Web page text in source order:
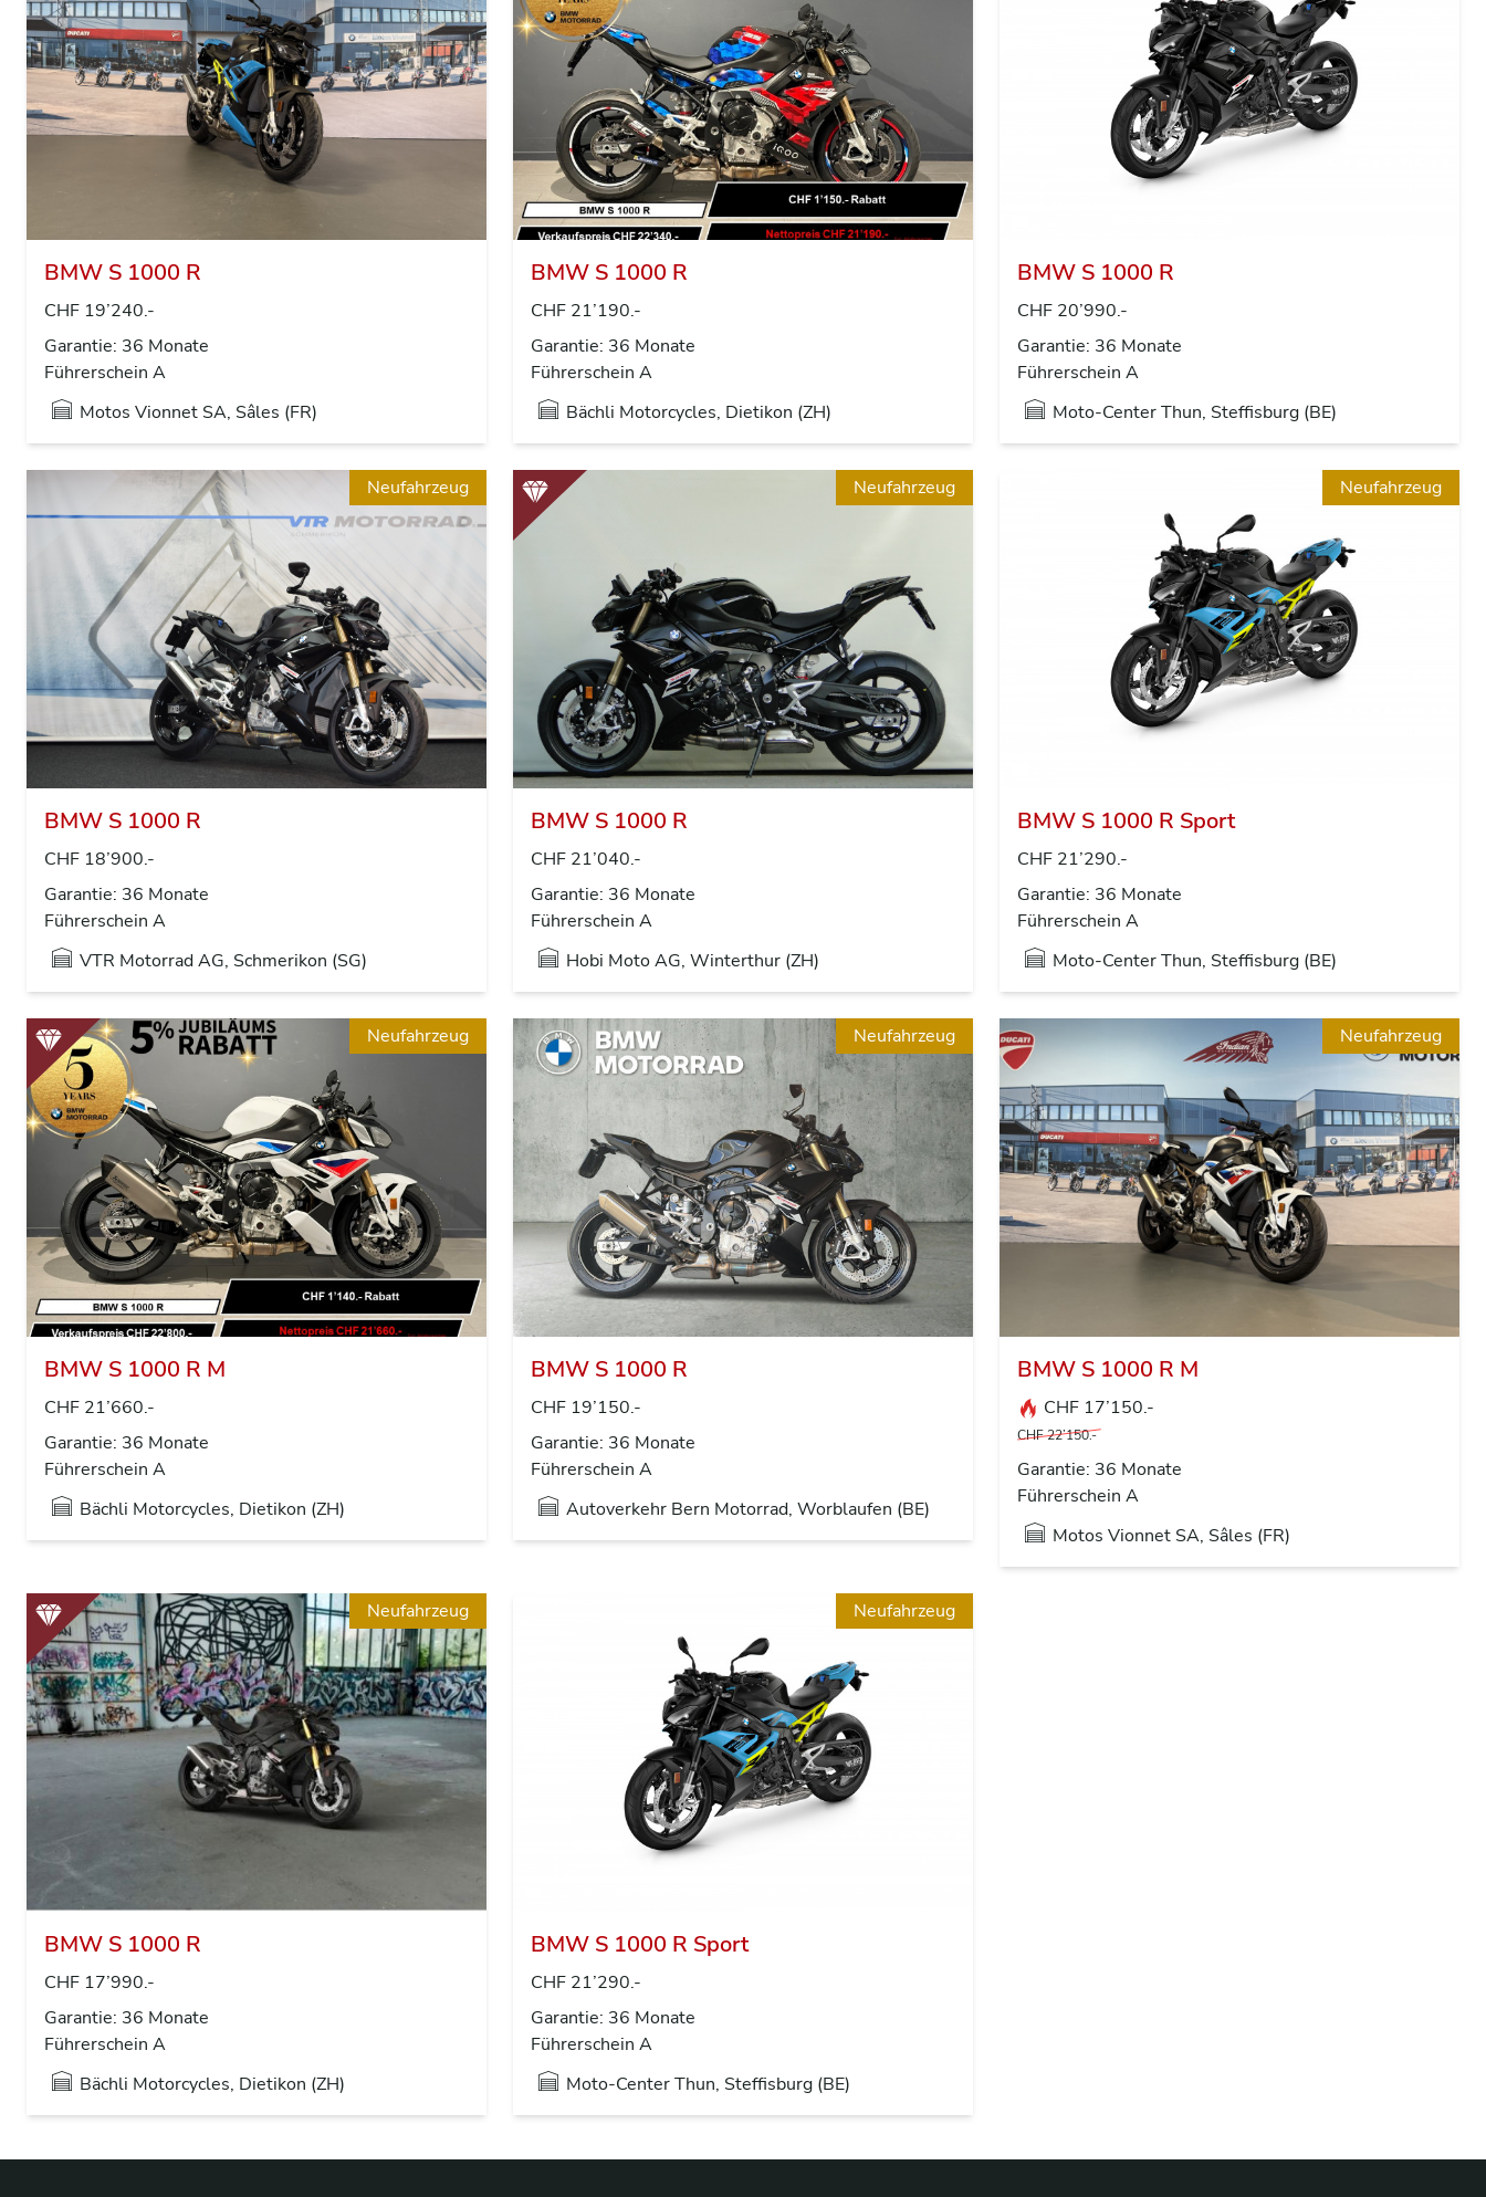
BMW S 1000 R
CHF 19’240.-
Garantie: 36 Monate
Führerschein A
Motos Vionnet SA, Sâles (FR)
BMW S 1000 R
CHF 21’190.-
Garantie: 36 Monate
Führerschein A
Bächli Motorcycles, Dietikon (ZH)
BMW S 1000 R
CHF 20’990.-
Garantie: 36 Monate
Führerschein A
Moto-Center Thun, Steffisburg (BE)
Neufahrzeug
BMW S 1000 R
CHF 18’900.-
Garantie: 36 Monate
Führerschein A
VTR Motorrad AG, Schmerikon (SG)
Neufahrzeug
BMW S 1000 R
CHF 21’040.-
Garantie: 36 Monate
Führerschein A
Hobi Moto AG, Winterthur (ZH)
Neufahrzeug
BMW S 1000 R Sport
CHF 21’290.-
Garantie: 36 Monate
Führerschein A
Moto-Center Thun, Steffisburg (BE)
Neufahrzeug
BMW S 1000 R M
CHF 21’660.-
Garantie: 36 Monate
Führerschein A
Bächli Motorcycles, Dietikon (ZH)
Neufahrzeug
BMW S 1000 R
CHF 19’150.-
Garantie: 36 Monate
Führerschein A
Autoverkehr Bern Motorrad, Worblaufen (BE)
Neufahrzeug
BMW S 1000 R M
CHF 17’150.-
CHF 22’150.-
Garantie: 36 Monate
Führerschein A
Motos Vionnet SA, Sâles (FR)
Neufahrzeug
BMW S 1000 R
CHF 17’990.-
Garantie: 36 Monate
Führerschein A
Bächli Motorcycles, Dietikon (ZH)
Neufahrzeug
BMW S 1000 R Sport
CHF 21’290.-
Garantie: 36 Monate
Führerschein A
Moto-Center Thun, Steffisburg (BE)